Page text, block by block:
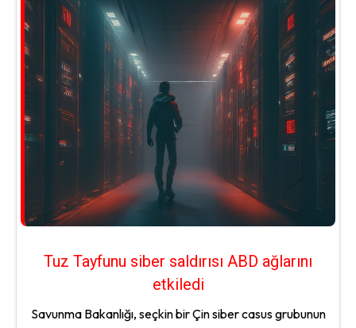
Tuz Tayfunu siber saldırısı ABD ağlarını
etkiledi
Savunma Bakanlığı, seçkin bir Çin siber casus grubunun